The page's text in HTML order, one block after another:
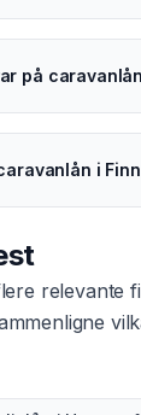
på
i
relevante